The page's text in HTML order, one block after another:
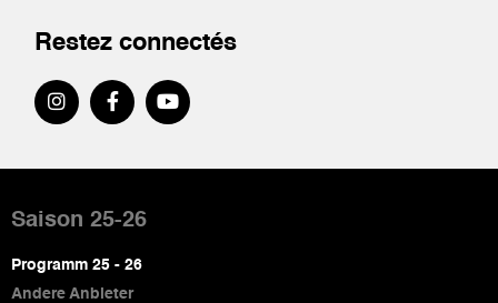
Restez connectés
de
page
Saison 25-26
Programm 25 - 26
Andere Anbieter